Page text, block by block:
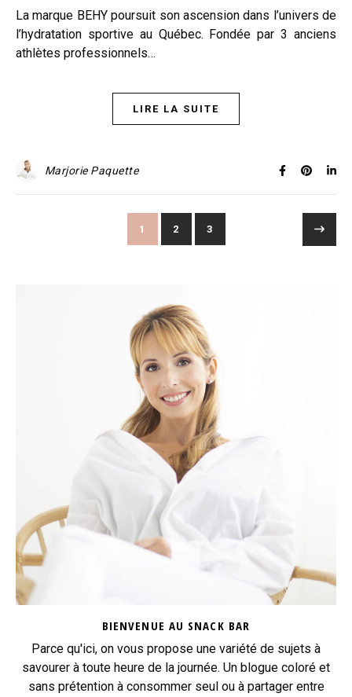
La marque BEHY poursuit son ascension dans l’univers de
l’hydratation sportive au Québec. Fondée par 3 anciens
athlètes professionnels…
LIRE LA SUITE
Marjorie Paquette
1 2 3
BIENVENUE AU SNACK BAR
Parce qu'ici, on vous propose une variété de sujets à
savourer à toute heure de la journée. Un blogue coloré et
sans prétention à consommer seul ou à partager entre